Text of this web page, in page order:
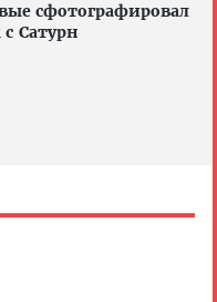
сфотографировал
Сатурн